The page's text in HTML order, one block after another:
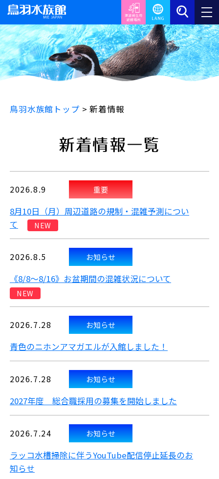
鳥羽水族館トップ >新着情報
新着情報一覧
2026.8.9 重要
8月10日（月）周辺道路の規制・混雑予測につい
て
NEW
2026.8.5 お知らせ
《8/8～8/16》お盆期間の混雑状況について
NEW
2026.7.28 お知らせ
青色のニホンアマガエルが入館しました！
2026.7.28 お知らせ
2027年度 総合職採用の募集を開始しました
2026.7.24 お知らせ
ラッコ水槽掃除に伴うYouTube配信停止延長のお
知らせ